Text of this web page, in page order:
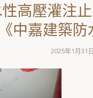
高壓灌注
中嘉建築
2025年1月31日